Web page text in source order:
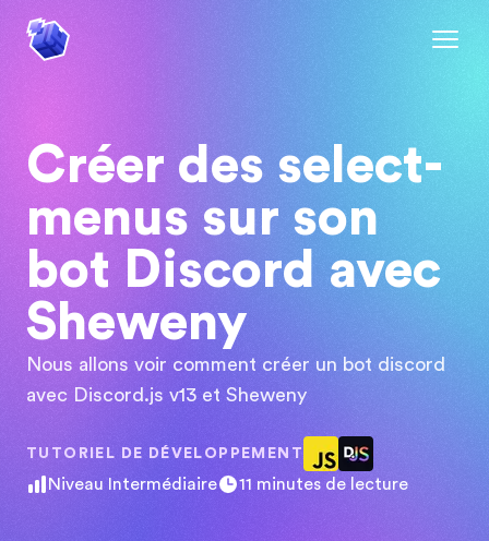
Créer des select-
menus sur son
bot Discord avec
Sheweny
Nous allons voir comment créer un bot discord
avec Discord.js v13 et Sheweny
TUTORIEL DE DÉVELOPPEMENT
Niveau Intermédiaire 11 minutes de lecture